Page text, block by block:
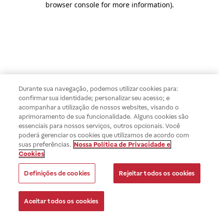
browser console for more information).
Durante sua navegação, podemos utilizar cookies para:
confirmar sua identidade; personalizar seu acesso; e
acompanhar a utilização de nossos websites, visando o
aprimoramento de sua funcionalidade. Alguns cookies são
essenciais para nossos serviços, outros opcionais. Você
poderá gerenciar os cookies que utilizamos de acordo com
suas preferências. Nossa Política de Privacidade e
Cookies
Definições de cookies Rejeitar todos os cookies
Aceitar todos os cookies